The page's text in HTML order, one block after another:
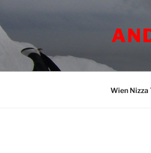
springen
Wien Nizza